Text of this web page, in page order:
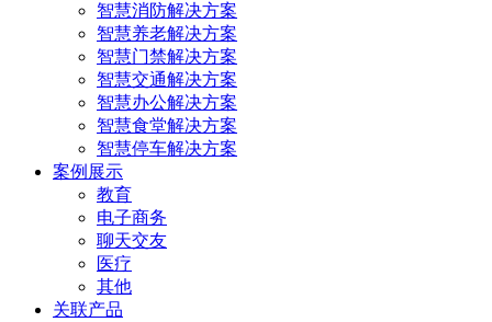
智慧消防解决方案
智慧养老解决方案
智慧门禁解决方案
智慧交通解决方案
智慧办公解决方案
智慧食堂解决方案
智慧停车解决方案
案例展示
教育
电子商务
聊天交友
医疗
其他
关联产品